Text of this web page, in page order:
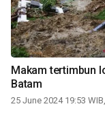
Makam tertimbun
Batam
25 June 2024 19:53